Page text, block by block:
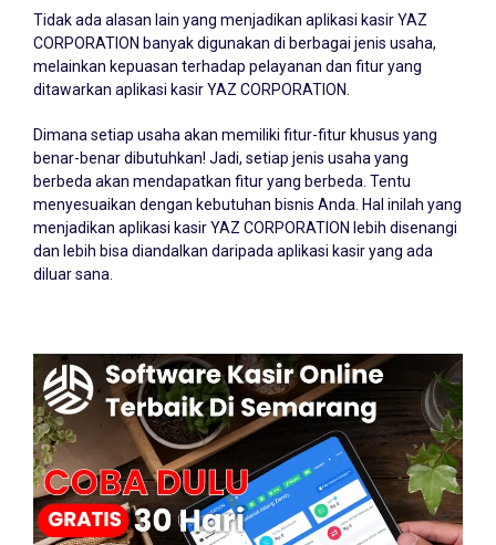
Tidak ada alasan lain yang menjadikan aplikasi kasir YAZ
CORPORATION banyak digunakan di berbagai jenis usaha,
melainkan kepuasan terhadap pelayanan dan fitur yang
ditawarkan aplikasi kasir YAZ CORPORATION.
Dimana setiap usaha akan memiliki fitur-fitur khusus yang
benar-benar dibutuhkan! Jadi, setiap jenis usaha yang
berbeda akan mendapatkan fitur yang berbeda. Tentu
menyesuaikan dengan kebutuhan bisnis Anda. Hal inilah yang
menjadikan aplikasi kasir YAZ CORPORATION lebih disenangi
dan lebih bisa diandalkan daripada aplikasi kasir yang ada
diluar sana.